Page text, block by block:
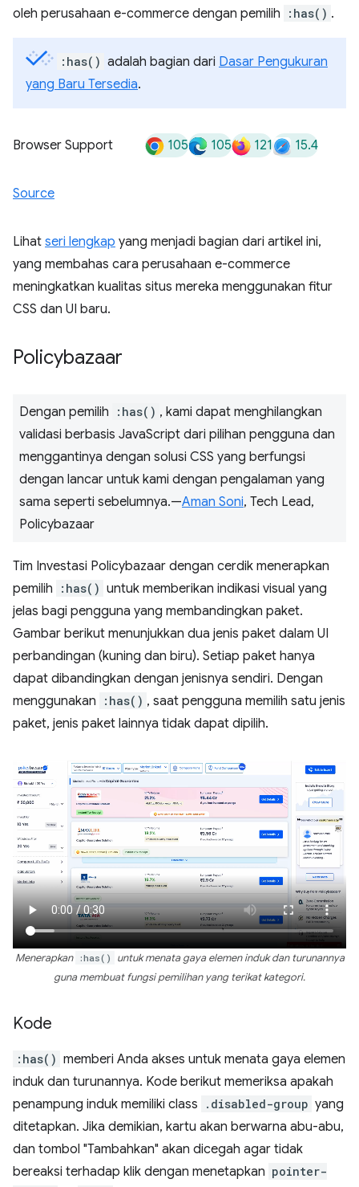
oleh perusahaan e-commerce dengan pemilih
:has() .
:has() adalah bagian dari Dasar Pengukuran
yang Baru Tersedia.
Browser Support 105 105 121 15.4
Source
Lihat seri lengkap yang menjadi bagian dari artikel ini,
yang membahas cara perusahaan e-commerce
meningkatkan kualitas situs mereka menggunakan fitur
CSS dan UI baru.
Policybazaar
Dengan pemilih :has() , kami dapat menghilangkan
validasi berbasis JavaScript dari pilihan pengguna dan
menggantinya dengan solusi CSS yang berfungsi
dengan lancar untuk kami dengan pengalaman yang
sama seperti sebelumnya.—Aman Soni, Tech Lead,
Policybazaar
Tim Investasi Policybazaar dengan cerdik menerapkan
pemilih
:has() untuk memberikan indikasi visual yang
jelas bagi pengguna yang membandingkan paket.
Gambar berikut menunjukkan dua jenis paket dalam UI
perbandingan (kuning dan biru). Setiap paket hanya
dapat dibandingkan dengan jenisnya sendiri. Dengan
menggunakan
:has() , saat pengguna memilih satu jenis
paket, jenis paket lainnya tidak dapat dipilih.
Menerapkan :has()
untuk menata gaya elemen induk dan turunannya
guna membuat fungsi pemilihan yang terikat kategori.
Kode
:has() memberi Anda akses untuk menata gaya elemen
induk dan turunannya. Kode berikut memeriksa apakah
penampung induk memiliki class
.disabled-group yang
ditetapkan. Jika demikian, kartu akan berwarna abu-abu,
dan tombol "Tambahkan" akan dicegah agar tidak
bereaksi terhadap klik dengan menetapkan pointer-